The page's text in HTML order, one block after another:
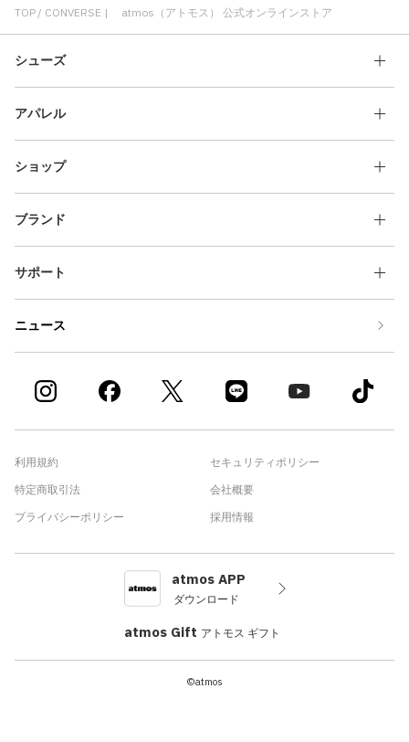
TOP CONVERSE | atmos（アトモス） 公式オンラインストア
シューズ
アパレル
ショップ
ブランド
サポート
ニュース
利用規約
特定商取引法
プライバシーポリシー
セキュリティポリシー
会社概要
採用情報
atmos APP
ダウンロード
atmos Gift アトモス ギフト
©atmos